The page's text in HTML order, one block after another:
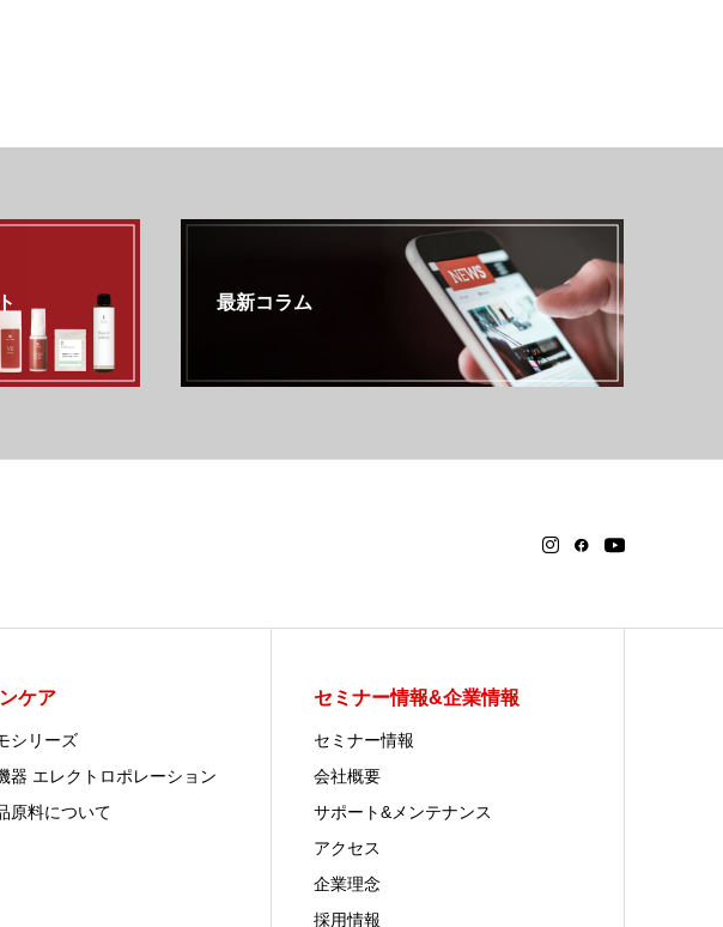
最新コラム
ケア
シリーズ
器 エレクトロポレーション
原料について
セミナー情報&企業情報
セミナー情報
会社概要
サポート&メンテナンス
アクセス
企業理念
採用情報